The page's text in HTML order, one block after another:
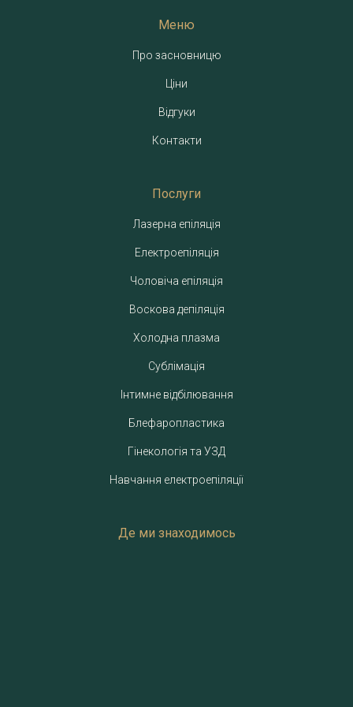
Меню
Про засновницю
Ціни
Відгуки
Контакти
Послуги
Лазерна епіляція
Електроепіляція
Чоловіча епіляція
Воскова депіляція
Холодна плазма
Сублімація
Інтимне відбілювання
Блефаропластика
Гінекологія та УЗД
Навчання електроепіляції
Де ми знаходимось